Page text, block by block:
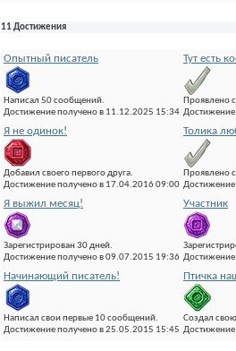
11 Достижения
Опытный писатель
Написал 50 сообщений.
Достижение получено в 11.12.2025 15:34
Тут есть
Проявлено
Я не одинок!
Добавил своего первого друга.
Достижение получено в 17.04.2016 09:00
Толика
Проявлено
Я выжил месяц!
Зарегистрирован 30 дней.
Достижение получено в 09.07.2015 19:36
Участник
Начинающий писатель!
Написал свои первые 10 сообщений.
Достижение получено в 25.05.2015 15:45
Птичка
Создал